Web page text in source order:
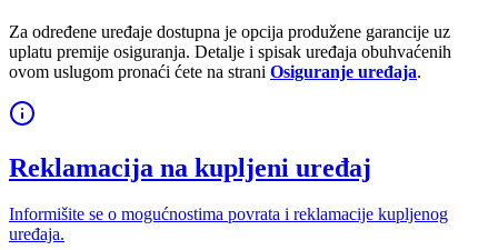
Za određene uređaje dostupna je opcija produžene garancije uz
uplatu premije osiguranja. Detalje i spisak uređaja obuhvaćenih
ovom uslugom pronaći ćete na strani Osiguranje uređaja.
Reklamacija na kupljeni uređaj
Informišite se o mogućnostima povrata i reklamacije kupljenog
uređaja.